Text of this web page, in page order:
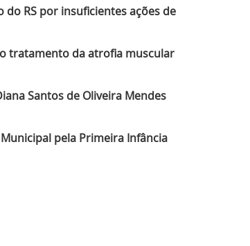
RS por insuficientes ações de
tratamento da atrofia muscular
Santos de Oliveira Mendes
pela Primeira Infância